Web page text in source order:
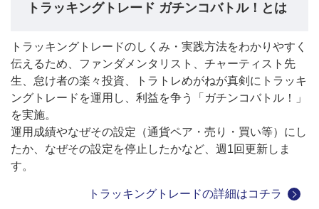
トラッキングトレード ガチンコバトル！とは
トラッキングトレードのしくみ・実践方法をわかりやすく
伝えるため、ファンダメンタリスト、チャーティスト先
生、怠け者の楽々投資、トラトレめがねが真剣にトラッキ
ングトレードを運用し、利益を争う「ガチンコバトル！」
を実施。
運用成績やなぜその設定（通貨ペア・売り・買い等）にし
たか、なぜその設定を停止したかなど、週1回更新しま
す。
トラッキングトレードの詳細はコチラ